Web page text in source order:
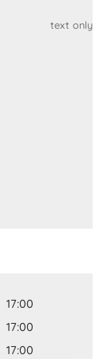
text only
17:00
17:00
17:00